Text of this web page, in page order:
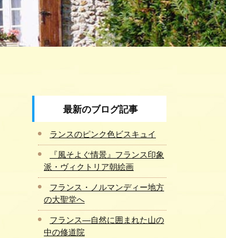
最新のブログ記事
ランスのピンク色ビスキュイ
『風そよぐ情景』フランス印象
派・ヴィクトリア朝絵画
フランス・ノルマンディー地方
の大聖堂へ
フランス―自然に囲まれた山の
中の修道院